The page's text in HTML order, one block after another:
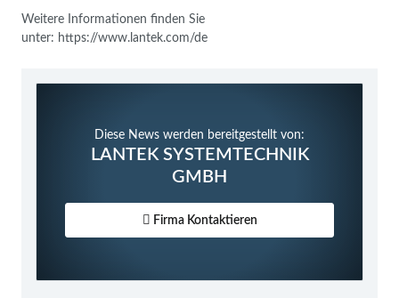
Weitere Informationen finden Sie
unter: https://www.lantek.com/de
Diese News werden bereitgestellt von:
LANTEK SYSTEMTECHNIK
GMBH
Firma Kontaktieren